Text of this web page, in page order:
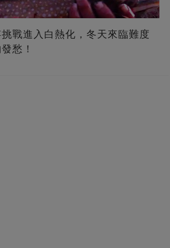
戰進入白熱化，冬天來臨難度
愁！